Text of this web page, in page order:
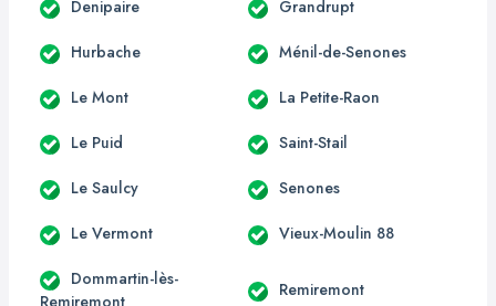
Denipaire Grandrupt
Hurbache Ménil-de-Senones
Le Mont La Petite-Raon
Le Puid Saint-Stail
Le Saulcy Senones
Le Vermont Vieux-Moulin 88
Dommartin-lès-
Remiremont
Remiremont